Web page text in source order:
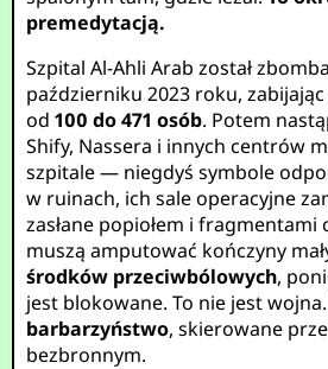
premedytacją.
Szpital Al-Ahli Arab został
październiku 2023 roku,
od100 do 471 osób. Potem
Shify, Nassera i innych centrów
szpitale — niegdyś symbole
w ruinach, ich sale operacyjne
zasłane popiołem i fragmentami
muszą amputować kończyny
środków przeciwbólowych,
jest blokowane. To nie jest
barbarzyństwo, skierowane
bezbronnym.